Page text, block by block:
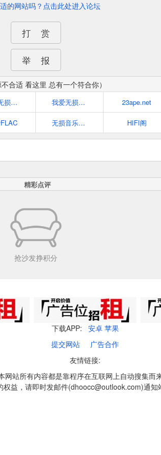
的网站吗？点击此处进入论坛
打 赏
举 报
不合适 看这里 总有一个符合你）
最佳无损音乐殿堂 我爱无损音乐网(52wusun.com) 23ape.net
无损音乐_尽在ape-flac.com HIFI阁
精彩点评
抢沙发挣积分
下载APP: 安卓 苹果
提交网站
广告合作
友情链接:
站所有内容都是靠程序在互联网上自动搜集而
权益，请即时发邮件(dhoocc@outlook.com)通知